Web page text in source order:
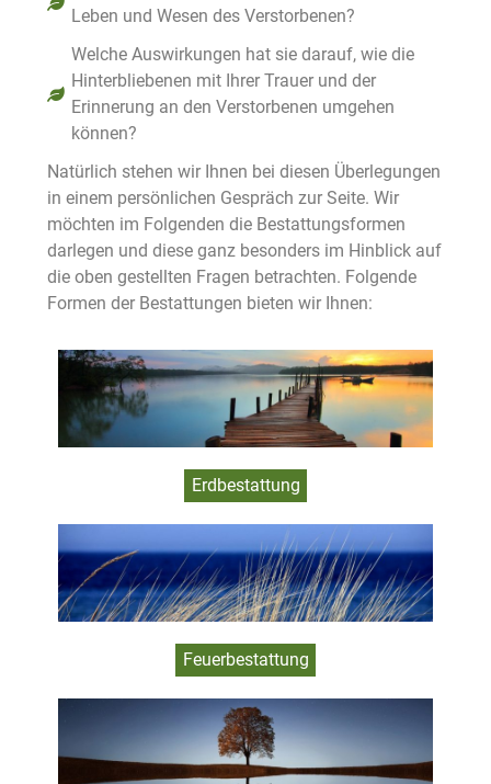
Leben und Wesen des Verstorbenen?
Welche Auswirkungen hat sie darauf, wie die
Hinterbliebenen mit Ihrer Trauer und der
Erinnerung an den Verstorbenen umgehen
können?
Natürlich stehen wir Ihnen bei diesen Überlegungen
in einem persönlichen Gespräch zur Seite. Wir
möchten im Folgenden die Bestattungsformen
darlegen und diese ganz besonders im Hinblick auf
die oben gestellten Fragen betrachten. Folgende
Formen der Bestattungen bieten wir Ihnen:
Erdbestattung
Feuerbestattung